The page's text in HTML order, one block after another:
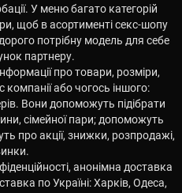
У меню багато категорій
щоб в асортименті секс-шопу
потрібну модель для себе
партнеру.
про товари, розміри,
компанії або чогось іншого:
Вони допоможуть підібрати
сімейної пари; допоможуть
про акції, знижки, розпродажі,
анонімна доставка
по Україні: Харків, Одеса,